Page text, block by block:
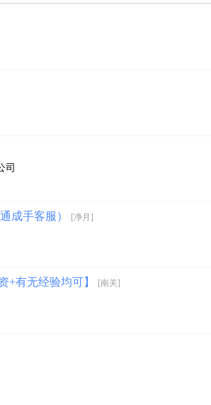
司
成手客服） [净月]
+有无经验均可】 [南关]